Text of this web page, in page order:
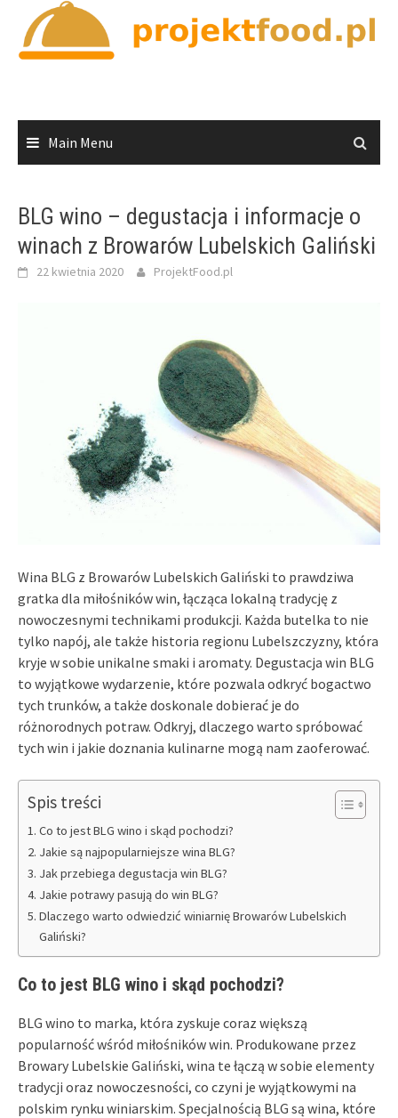
content
Main Menu
BLG wino – degustacja i informacje o
winach z Browarów Lubelskich Galiński
22 kwietnia 2020 ProjektFood.pl
Wina BLG z Browarów Lubelskich Galiński to prawdziwa
gratka dla miłośników win, łącząca lokalną tradycję z
nowoczesnymi technikami produkcji. Każda butelka to nie
tylko napój, ale także historia regionu Lubelszczyzny, która
kryje w sobie unikalne smaki i aromaty. Degustacja win BLG
to wyjątkowe wydarzenie, które pozwala odkryć bogactwo
tych trunków, a także doskonale dobierać je do
różnorodnych potraw. Odkryj, dlaczego warto spróbować
tych win i jakie doznania kulinarne mogą nam zaoferować.
Spis treści
Co to jest BLG wino i skąd pochodzi?
Jakie są najpopularniejsze wina BLG?
Jak przebiega degustacja win BLG?
Jakie potrawy pasują do win BLG?
Dlaczego warto odwiedzić winiarnię Browarów Lubelskich
Galiński?
Co to jest BLG wino i skąd pochodzi?
BLG wino to marka, która zyskuje coraz większą
popularność wśród miłośników win. Produkowane przez
Browary Lubelskie Galiński, wina te łączą w sobie elementy
tradycji oraz nowoczesności, co czyni je wyjątkowymi na
polskim rynku winiarskim. Specjalnością BLG są wina, które